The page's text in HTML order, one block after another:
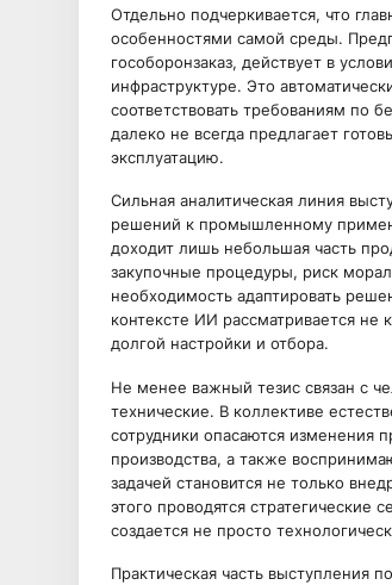
Отдельно подчеркивается, что
особенностями самой среды.
гособоронзаказ, действует в
инфраструктуре. Это
соответствовать требованиям по
далеко не всегда предлагает
эксплуатацию.
Сильная аналитическая линия
решений к промышленному
доходит лишь небольшая часть
закупочные процедуры, риск
необходимость адаптировать
контексте ИИ рассматривается не
долгой настройки и отбора.
Не менее важный тезис связан с
технические. В коллективе
сотрудники опасаются изменения
производства, а также
задачей становится не только
этого проводятся стратегические
создается не просто
Практическая часть выступления